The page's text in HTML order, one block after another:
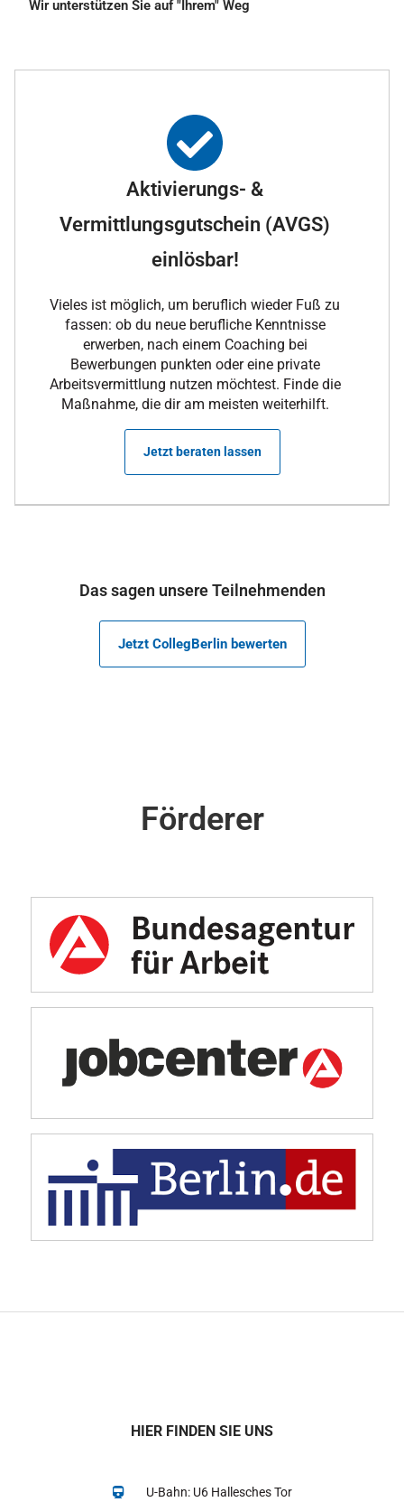
Wir unterstützen Sie auf "Ihrem" Weg
Aktivierungs- &
Vermittlungsgutschein (AVGS)
einlösbar!
Vieles ist möglich, um beruflich wieder Fuß zu
fassen: ob du neue berufliche Kenntnisse
erwerben, nach einem Coaching bei
Bewerbungen punkten oder eine private
Arbeitsvermittlung nutzen möchtest. Finde die
Maßnahme, die dir am meisten weiterhilft.
Jetzt beraten lassen
Das sagen unsere Teilnehmenden
Jetzt CollegBerlin bewerten
Förderer
HIER FINDEN SIE UNS
U-Bahn: U6 Hallesches Tor